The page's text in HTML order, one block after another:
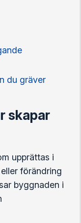
du gräver
skapar
upprättas i
förändring
byggnaden i